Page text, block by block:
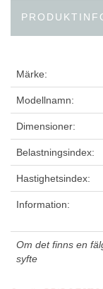
Märke:
Modellnamn:
Dimensioner:
Belastningsindex:
Hastighetsindex:
Information:
Om det finns en
syfte